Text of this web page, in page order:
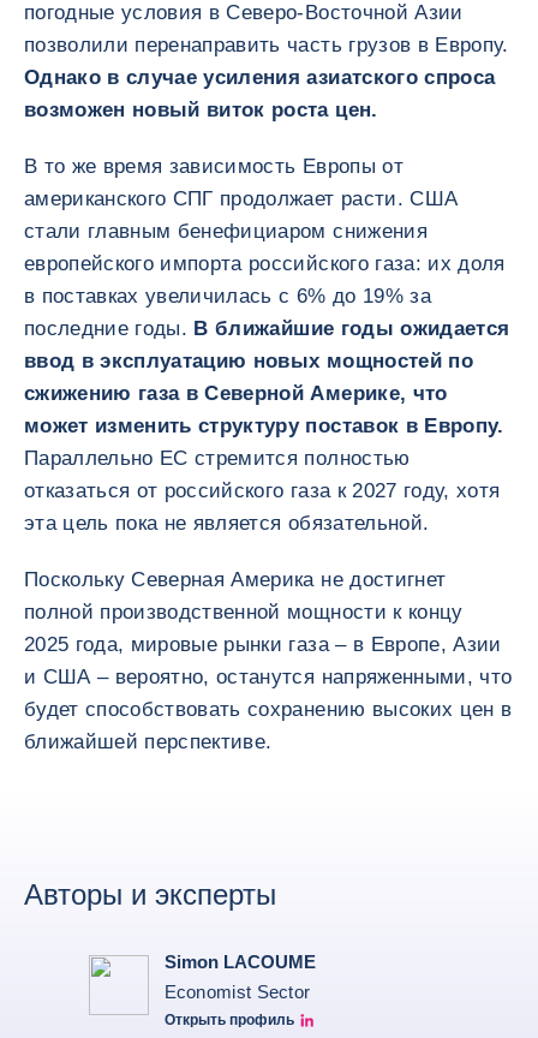
погодные условия в Северо-Восточной Азии
позволили перенаправить часть грузов в Европу.
Однако в случае усиления азиатского спроса
возможен новый виток роста цен.
В то же время зависимость Европы от
американского СПГ продолжает расти. США
стали главным бенефициаром снижения
европейского импорта российского газа: их доля
в поставках увеличилась с 6% до 19% за
последние годы. В ближайшие годы ожидается
ввод в эксплуатацию новых мощностей по
сжижению газа в Северной Америке, что
может изменить структуру поставок в Европу.
Параллельно ЕС стремится полностью
отказаться от российского газа к 2027 году, хотя
эта цель пока не является обязательной.
Поскольку Северная Америка не достигнет
полной производственной мощности к концу
2025 года, мировые рынки газа – в Европе, Азии
и США – вероятно, останутся напряженными, что
будет способствовать сохранению высоких цен в
ближайшей перспективе.
Авторы и эксперты
Simon LACOUME
Economist Sector
Открыть профиль
Simon Lacoume linkedin